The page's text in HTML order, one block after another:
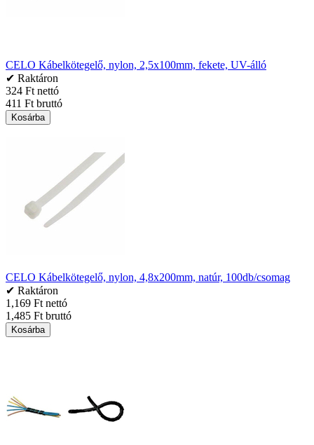
CELO Kábelkötegelő, nylon, 2,5x100mm, fekete, UV-álló
✔ Raktáron
324 Ft nettó
411 Ft bruttó
Kosárba
CELO Kábelkötegelő, nylon, 4,8x200mm, natúr, 100db/csomag
✔ Raktáron
1,169 Ft nettó
1,485 Ft bruttó
Kosárba